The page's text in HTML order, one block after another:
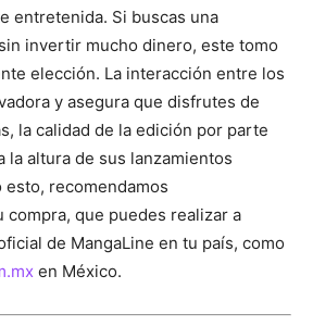
entretenida. Si buscas una
invertir mucho dinero, este tomo
elección. La interacción entre los
y asegura que disfrutes de
la calidad de la edición por parte
la altura de sus lanzamientos
recomendamos
compra, que puedes realizar a
de MangaLine en tu país, como
en México.